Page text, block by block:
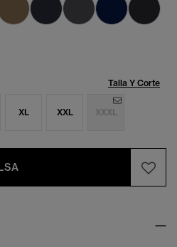
Talla Y Corte
XL XXL XXXL